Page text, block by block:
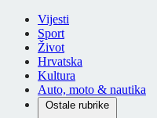
Vijesti
Sport
Život
Hrvatska
Kultura
Auto, moto & nautika
Ostale rubrike